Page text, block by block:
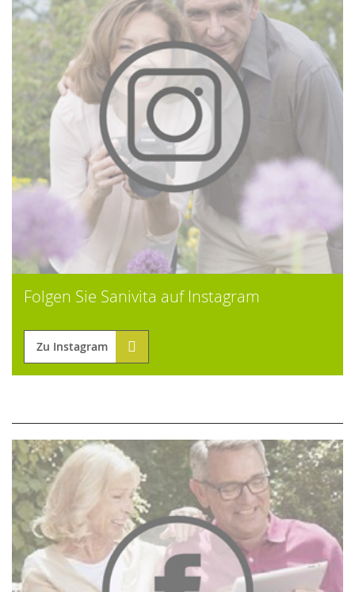
Folgen Sie Sanivita auf Instagram
Zu Instagram